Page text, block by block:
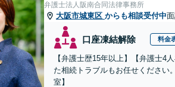
弁護士法人阪南合同法律事務所
大阪市城東区 からも相談受付中
口座凍結解除 料金
【弁護士歴15年以上】【弁護士4
た相続トラブルもお任せください
室】